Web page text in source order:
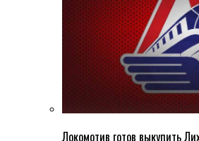
Локомотив готов выкупить